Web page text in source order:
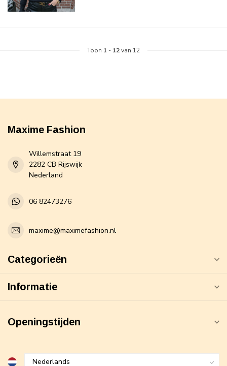
Toon 1 - 12van 12
Maxime Fashion
Willemstraat 19
2282 CB Rijswijk
Nederland
06 82473276
maxime@maximefashion.nl
Categorieën
Informatie
Openingstijden